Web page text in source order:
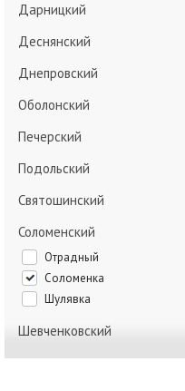
Дарницкий
Деснянский
Днепровский
Оболонский
Печерский
Подольский
Святошинский
Соломенский
Отрадный
Соломенка
Шулявка
Шевченковский